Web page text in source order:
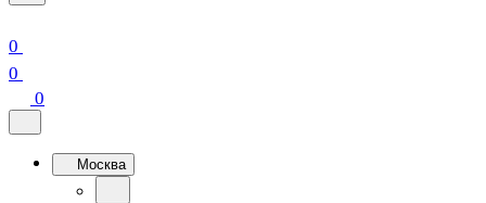
0
0
0
Москва